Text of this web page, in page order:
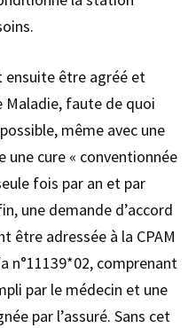
ensuite être agréé et
Maladie, faute de quoi
même avec une
une cure « conventionnée
fois par an et par
une demande d’accord
être adressée à la CPAM
n°11139*02, comprenant
par le médecin et une
par l’assuré. Sans cet